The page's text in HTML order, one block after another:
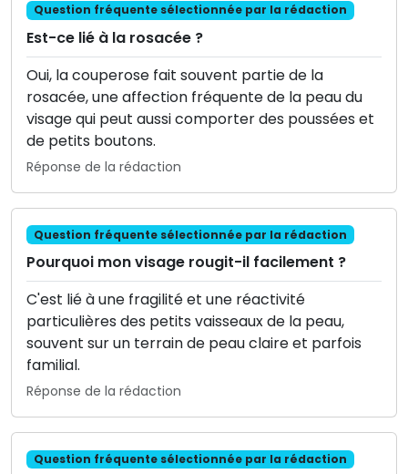
Question fréquente sélectionnée par la rédaction
Est-ce lié à la rosacée ?
Oui, la couperose fait souvent partie de la
rosacée, une affection fréquente de la peau du
visage qui peut aussi comporter des poussées et
de petits boutons.
Réponse de la rédaction
Question fréquente sélectionnée par la rédaction
Pourquoi mon visage rougit-il facilement ?
C'est lié à une fragilité et une réactivité
particulières des petits vaisseaux de la peau,
souvent sur un terrain de peau claire et parfois
familial.
Réponse de la rédaction
Question fréquente sélectionnée par la rédaction